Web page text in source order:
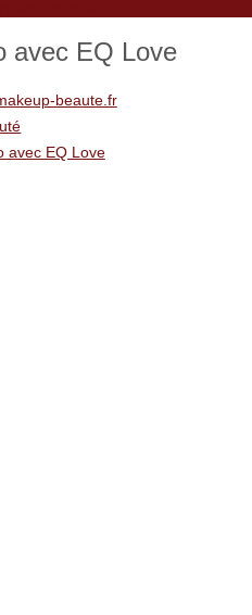
avec EQ Love
beaute.fr
avec EQ Love